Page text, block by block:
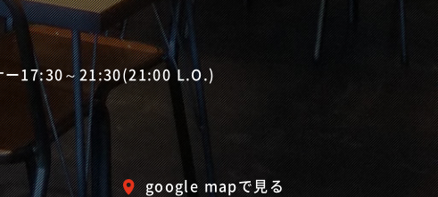
17:30～21:30(21:00 L.O.)
google mapで見る